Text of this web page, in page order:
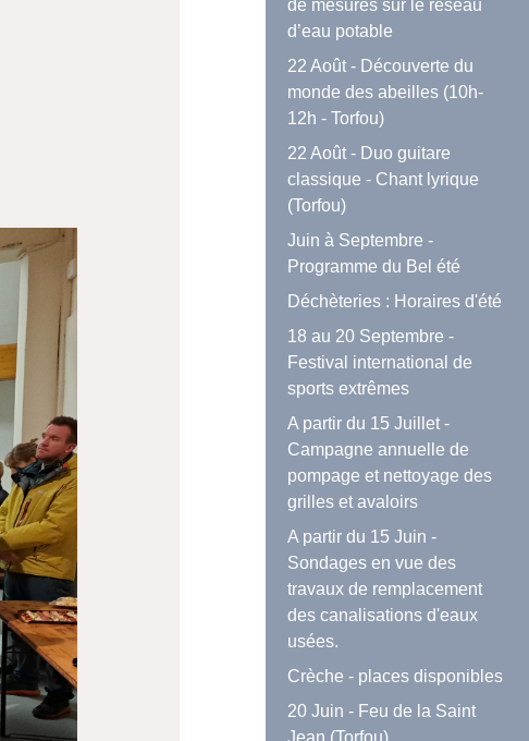
de mesures sur le réseau
d’eau potable
22 Août - Découverte du
monde des abeilles (10h-
12h - Torfou)
22 Août - Duo guitare
classique - Chant lyrique
(Torfou)
Juin à Septembre -
Programme du Bel été
Déchèteries : Horaires d'été
18 au 20 Septembre -
Festival international de
sports extrêmes
A partir du 15 Juillet -
Campagne annuelle de
pompage et nettoyage des
grilles et avaloirs
A partir du 15 Juin -
Sondages en vue des
travaux de remplacement
des canalisations d'eaux
usées.
Crèche - places disponibles
20 Juin - Feu de la Saint